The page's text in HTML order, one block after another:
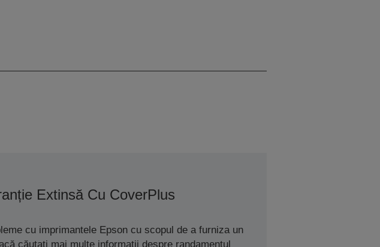
Extinsă Cu CoverPlus
cu imprimantele Epson cu scopul de a furniza un
căutați mai multe informații despre randamentul